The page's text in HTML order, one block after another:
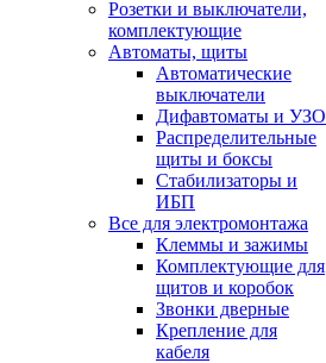
Розетки и выключатели,
комплектующие
Автоматы, щиты
Автоматические
выключатели
Дифавтоматы и УЗО
Распределительные
щиты и боксы
Стабилизаторы и
ИБП
Все для электромонтажа
Клеммы и зажимы
Комплектующие для
щитов и коробок
Звонки дверные
Крепление для
кабеля